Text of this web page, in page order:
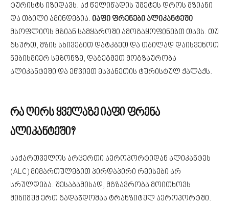
ტურისტს იზიდავს. აქ წელიწადის უმეტეს დროს მზიანი
და თბილი ამინდებია. იაფი ფრენები ალიკანტეში
მსოფლიოს მზიან სამყაროში ამოგაყოფინებთ თავს. თუ
გსურთ, მზის სხივებით დატკბეთ და თბილად დაისვენოთ
ნებისმიერ სეზონზე, დაგეგმეთ მოგზაურობა
ალიკანტეში და ეწვიეთ ესპანეთის ტურისტულ ქალაქს.
რა ღირს ყველაზე იაფი ფრენა
ალიკანტეში?
საქართველოს არცერთი აეროპორტიდან ალიკანტეს
(ALC) მიმართულებით პირდაპირი რეისები არ
სრულდება. შესაბამისად, მგზავრობა მოითხოვს
მინიმუმ ერთ გადაჯდომას ტრანზიტულ აეროპორტში.